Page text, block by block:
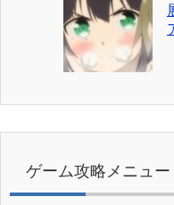
ゲーム攻略メニュー